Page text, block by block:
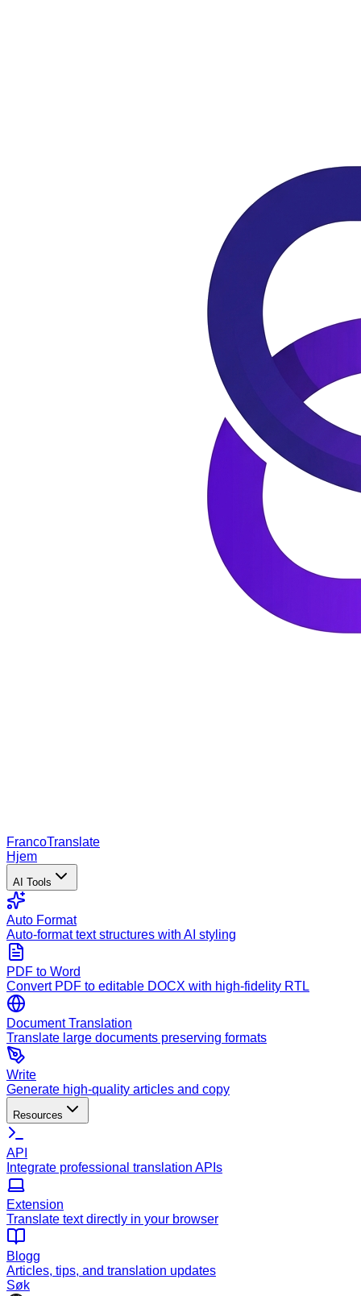
FrancoTranslate
Hjem
AI Tools
Auto Format
Auto-format text structures with AI styling
PDF to Word
Convert PDF to editable DOCX with high-fidelity RTL
Document Translation
Translate large documents preserving formats
Write
Generate high-quality articles and copy
Resources
API
Integrate professional translation APIs
Extension
Translate text directly in your browser
Blogg
Articles, tips, and translation updates
Søk